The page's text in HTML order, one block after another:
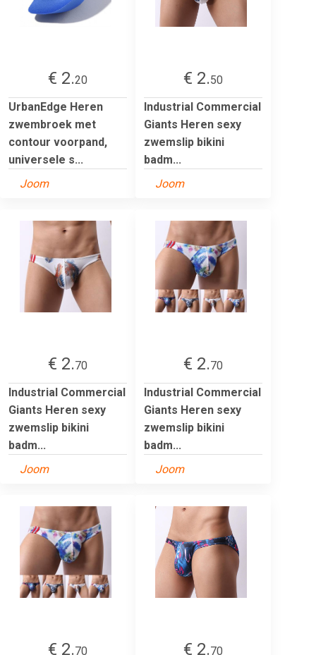
€ 2.20
UrbanEdge Heren
zwembroek met
contour voorpand,
universele s...
Joom
€ 2.50
Industrial Commercial
Giants Heren sexy
zwemslip bikini
badm...
Joom
€ 2.70
Industrial Commercial
Giants Heren sexy
zwemslip bikini
badm...
Joom
€ 2.70
Industrial Commercial
Giants Heren sexy
zwemslip bikini
badm...
Joom
€ 2.70
€ 2.70